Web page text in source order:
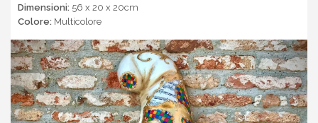
Dimensioni: 56 x 20 x 20cm
Colore: Multicolore